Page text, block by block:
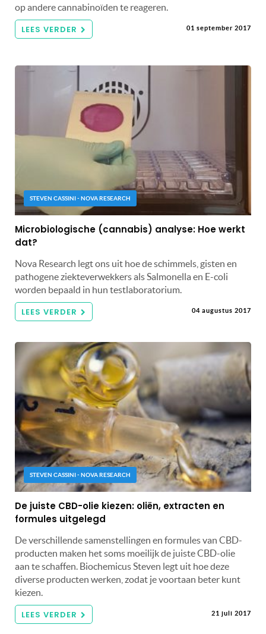
op andere cannabinoïden te reageren.
LEES VERDER 01 september 2017
STEVEN CASSINI - NOVA RESEARCH
Microbiologische (cannabis) analyse: Hoe werkt
dat?
Nova Research legt ons uit hoe de schimmels, gisten en
pathogene ziekteverwekkers als Salmonella en E-coli
worden bepaald in hun testlaboratorium.
LEES VERDER 04 augustus 2017
STEVEN CASSINI - NOVA RESEARCH
De juiste CBD-olie kiezen: oliën, extracten en
formules uitgelegd
De verschillende samenstellingen en formules van CBD-
producten maken het soms moeilijk de juiste CBD-olie
aan te schaffen. Biochemicus Steven legt uit hoe deze
diverse producten werken, zodat je voortaan beter kunt
kiezen.
LEES VERDER 21 juli 2017